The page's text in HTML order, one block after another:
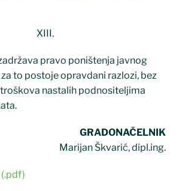
XIII.
pravo poništenja javnog
to postoje opravdani razlozi, bez
nastalih podnositeljima
GRADONAČELNIK
Marijan Škvarić, dipl.ing.
(.pdf)